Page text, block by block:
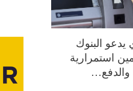
يدعو البنوك
استمرارية
والدفع…